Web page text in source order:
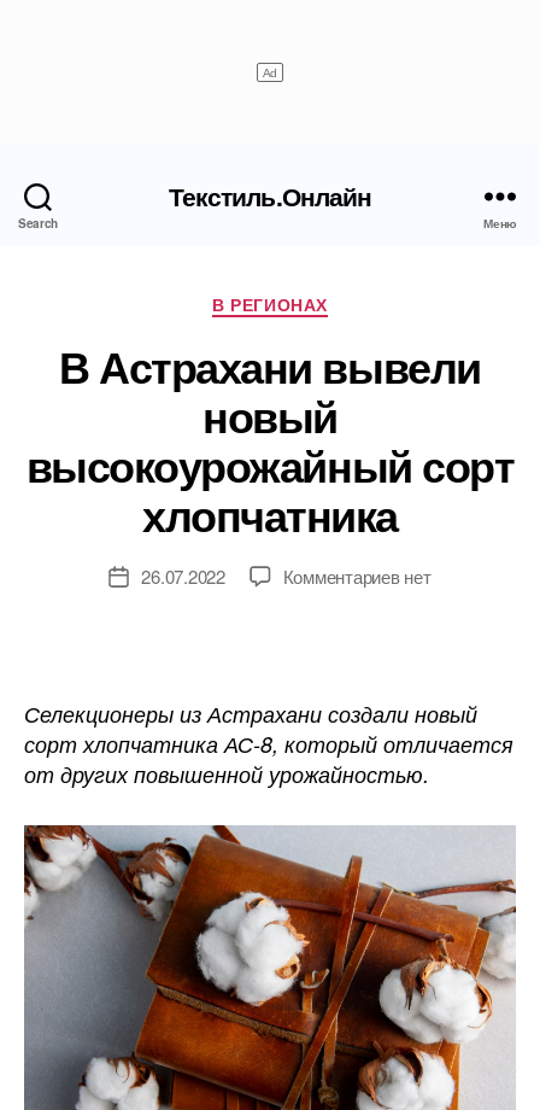
Search
Текстиль.Онлайн
Меню
Рубрики
В РЕГИОНАХ
В Астрахани вывели
новый
высокоурожайный сорт
хлопчатника
Дата26.07.2022 Комментариевк
новый
сорт
хлопчатника
нет
Селекционеры из Астрахани создали новый
сорт хлопчатника АС-8, который отличается
от других повышенной урожайностью.